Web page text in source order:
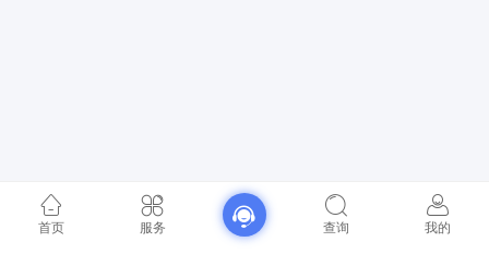
首页 服务 查询 我的